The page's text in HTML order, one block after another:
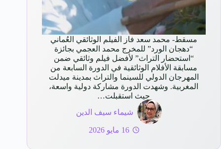
مسقط- محمد سعد فاز الفيلم الوثائقي العُماني
“دهجان الورد” للمخرج محمد العجمي بجائزة
“استحضار التراث” لأفضل فيلم وثائقي ضمن
مسابقة الأفلام الوثائقية في الدورة السابعة من
المهرجان الدولي للسينما والتراث بمدينة ميدلت
المغربية. وشهدت الدورة مشاركة دولية واسعة،
حيث استقبلت…
شيماء سيف الدين
16 مايو 2026